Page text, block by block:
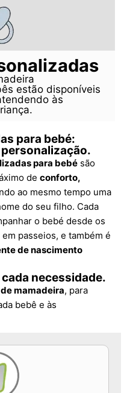
estão disponíveis
às
para bebé:
para bebé são
de conforto,
ao mesmo tempo uma
do seu filho. Cada
o bebé desde os
passeios, e também é
de nascimento
necessidade.
mamadeira, para
bebê e às